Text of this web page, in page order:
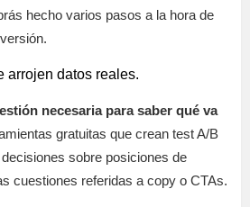
hecho varios pasos a la hora de
arrojen datos reales.
necesaria para saber qué va
gratuitas que crean test A/B
sobre posiciones de
cuestiones referidas a copy o CTAs.